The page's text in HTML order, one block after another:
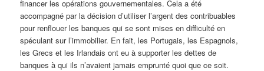
financer les opérations gouvernementales. Cela a été
accompagné par la décision d’utiliser l’argent des contribuables
pour renflouer les banques qui se sont mises en difficulté en
spéculant sur l’immobilier. En fait, les Portugais, les Espagnols,
les Grecs et les Irlandais ont eu à supporter les dettes de
banques à qui ils n’avaient jamais emprunté quoi que ce soit.